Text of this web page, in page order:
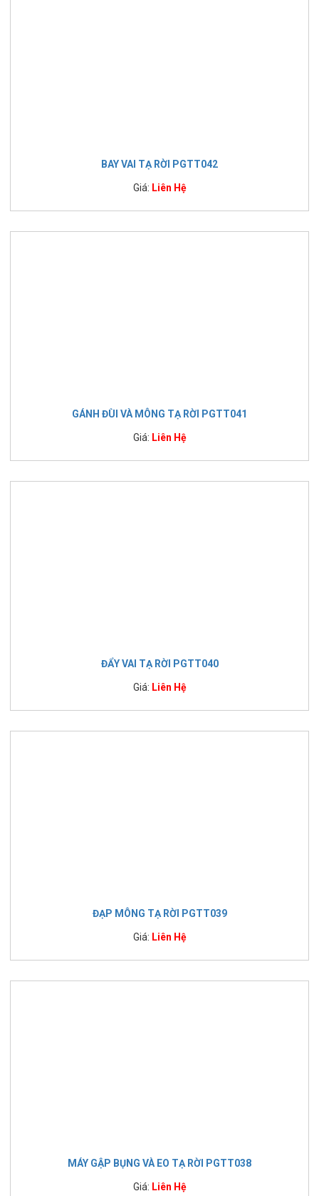
BAY VAI TẠ RỜI PGTT042
Giá: Liên Hệ
GÁNH ĐÙI VÀ MÔNG TẠ RỜI PGTT041
Giá: Liên Hệ
ĐẨY VAI TẠ RỜI PGTT040
Giá: Liên Hệ
ĐẠP MÔNG TẠ RỜI PGTT039
Giá: Liên Hệ
MÁY GẬP BỤNG VÀ EO TẠ RỜI PGTT038
Giá: Liên Hệ